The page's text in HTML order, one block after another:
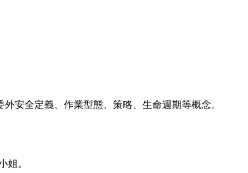
安全定義、作業型態、策略、生命週期等概念。
姐。